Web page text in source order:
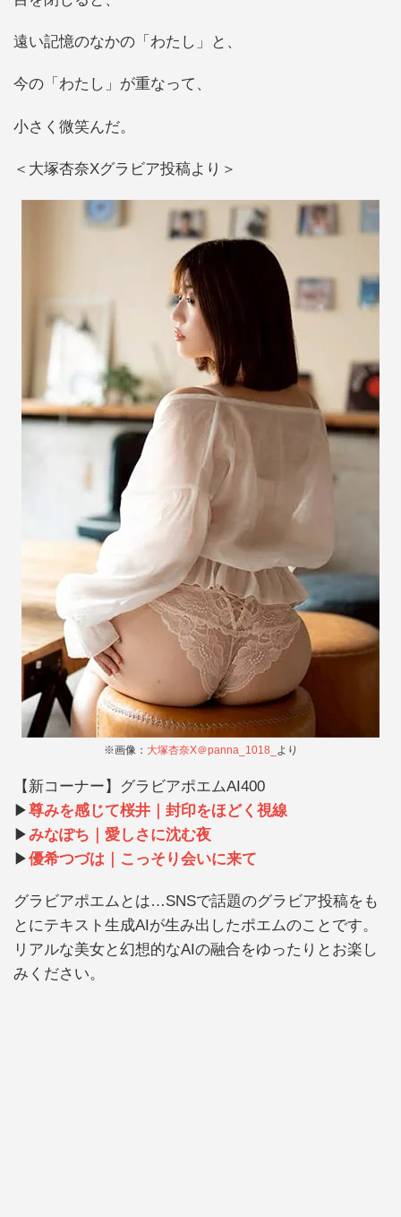
遠い記憶のなかの「わたし」と、
今の「わたし」が重なって、
小さく微笑んだ。
＜大塚杏奈Xグラビア投稿より＞
※画像： 大塚杏奈X＠panna_1018_ より
【新コーナー】グラビアポエムAI400
▶尊みを感じて桜井｜封印をほどく視線
▶みなぽち｜愛しさに沈む夜
▶優希つづは｜こっそり会いに来て
グラビアポエムとは…SNSで話題のグラビア投稿をも
とにテキスト生成AIが生み出したポエムのことです。
リアルな美女と幻想的なAIの融合をゆったりとお楽し
みください。